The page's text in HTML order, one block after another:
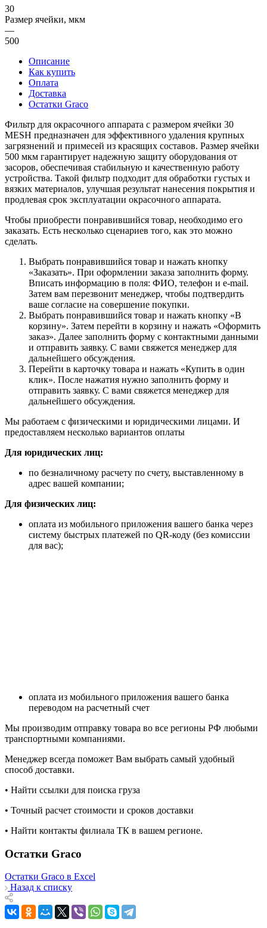
30
Размер ячейки, мкм
—
500
Описание
Как купить
Оплата
Доставка
Остатки Graco
Фильтр для окрасочного аппарата с размером ячейки 30
MESH предназначен для эффективного удаления крупных
загрязнений и примесей из красящих составов. Размер ячейки
500 мкм гарантирует надежную защиту оборудования от
засоров, обеспечивая стабильную и качественную работу
устройства. Такой фильтр подходит для обработки густых и
вязких материалов, улучшая результат нанесения покрытия и
продлевая срок эксплуатации окрасочного аппарата.
Чтобы приобрести понравившийся товар, необходимо его
заказать. Есть несколько сценариев того, как это можно
сделать.
Выбрать понравившийся товар и нажать кнопку
«Заказать». При оформлении заказа заполнить форму.
Вписать информацию в поля: ФИО, телефон и e-mail.
Затем вам перезвонит менеджер, чтобы подтвердить
ваше согласие на совершение покупки.
Выбрать понравившийся товар и нажать кнопку «В
корзину». Затем перейти в корзину и нажать «Оформить
заказ». Далее заполнить форму с контактными данными
и отправить заявку. С вами свяжется менеджер для
дальнейшего обсуждения.
Перейти в карточку товара и нажать «Купить в один
клик». После нажатия нужно заполнить форму и
отправить заявку. С вами свяжется менеджер для
дальнейшего обсуждения.
Мы работаем с физическими и юридическими лицами. И
предоставляем несколько вариантов оплаты
Для юридических лиц:
по безналичному расчету по счету, выставленному в
адрес вашей компании;
Для физических лиц:
оплата из мобильного приложения вашего банка через
систему быстрых платежей по QR-коду (без комиссии
для вас);
оплата из мобильного приложения вашего банка
переводом на расчетный счет
Мы производим отправку товара во все регионы РФ любыми
транспортными компаниями.
Менеджер всегда поможет Вам выбрать самый удобный
способ доставки.
• Найти ссылки для поиска груза
• Точный расчет стоимости и сроков доставки
• Найти контакты филиала ТК в вашем регионе.
Остатки Graco
Остатки Graco в Excel
Назад к списку